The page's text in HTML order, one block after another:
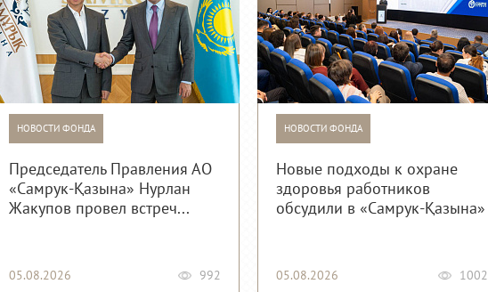
НОВОСТИ ФОНДА
Председатель Правления АО
«Самрук-Қазына» Нурлан
Жакупов провел встреч...
05.08.2026 992
НОВОСТИ ФОНДА
Новые подходы к охране
здоровья работников
обсудили в «Самрук-Қазына»
05.08.2026 1002